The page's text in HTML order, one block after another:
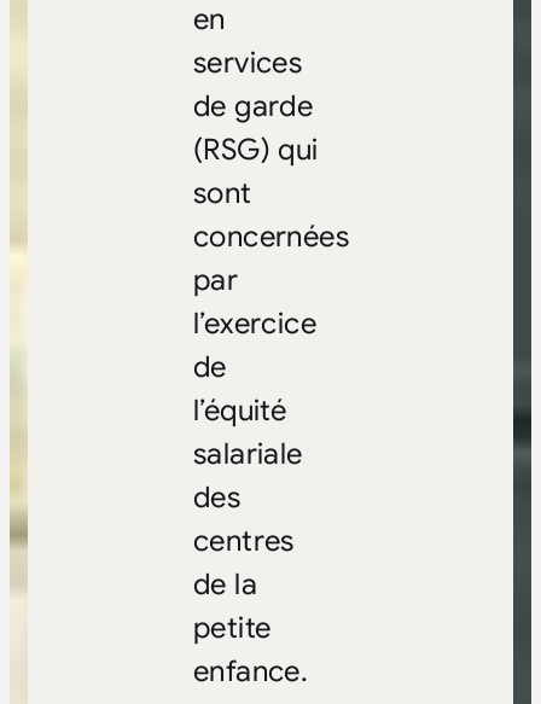
en
services
de garde
(RSG) qui
sont
concernées
par
l’exercice
de
l’équité
salariale
des
centres
de la
petite
enfance.